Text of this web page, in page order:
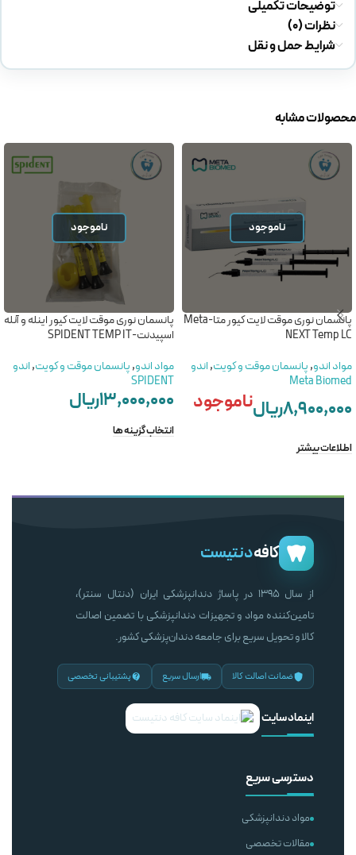
توضیحات تکمیلی
نظرات (0)
شرایط حمل و نقل
محصولات مشابه
ناموجود
پانسمان نوری موقت لایت کیور متا-Meta
NEXT Temp LC
مواد اندو,پانسمان موقت و کویت,اندو
Meta Biomed
۸,۹۰۰,۰۰۰ریالناموجود
اطلاعات بیشتر
ناموجود
پانسمان نوری موقت لایت کیور اینله و آنله
اسپیدنت-SPIDENT TEMP IT
مواد اندو,پانسمان موقت و کویت,اندو
SPIDENT
۱۳,۰۰۰,۰۰۰ریال
انتخاب گزینه ها
کافهدنتیست
از سال ۱۳۹۵ در پاساژ دندانپزشکی ایران (دنتال سنتر)،
تامین‌کننده مواد و تجهیزات دندانپزشکی با تضمین اصالت
کالا و تحویل سریع برای جامعه دندان‌پزشکی کشور.
ضمانت اصالت کالا ارسال سریع پشتیبانی تخصصی
اینماد سایت
دسترسی سریع
مواد دندانپزشکی
مقالات تخصصی